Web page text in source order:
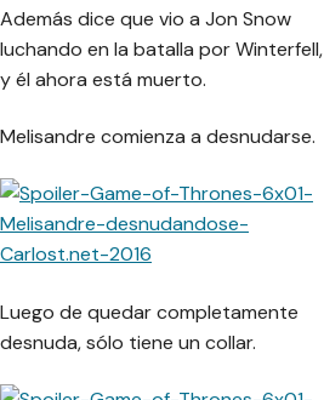
Además dice que vio a Jon Snow
luchando en la batalla por Winterfell,
y él ahora está muerto.
Melisandre comienza a desnudarse.
Luego de quedar completamente
desnuda, sólo tiene un collar.